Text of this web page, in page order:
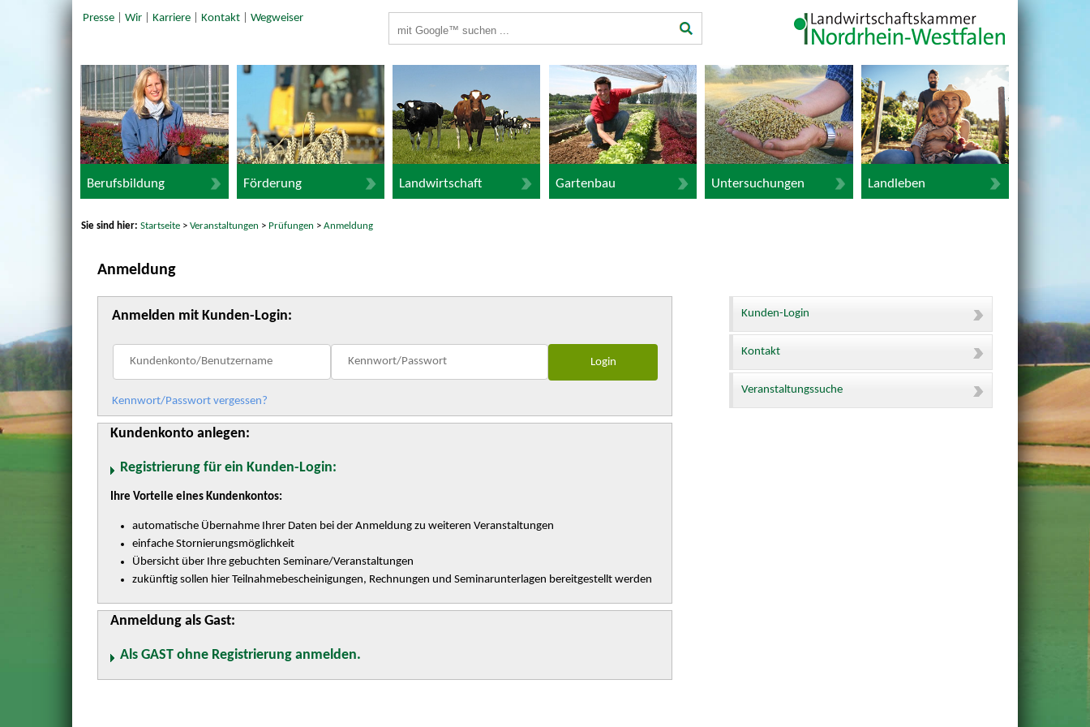
Presse| Wir| Karriere| Kontakt| Wegweiser
Berufsbildung Förderung Landwirtschaft Gartenbau Untersuchungen Landleben
Sie sind hier:Startseite >Veranstaltungen > Prüfungen >Anmeldung
Anmeldung
Anmelden mit Kunden-Login:
Kennwort/Passwort vergessen?
Kundenkonto anlegen:
Registrierung für ein Kunden-Login:
Ihre Vorteile eines Kundenkontos:
automatische Übernahme Ihrer Daten bei der Anmeldung zu weiteren Veranstaltungen
einfache Stornierungsmöglichkeit
Übersicht über Ihre gebuchten Seminare/Veranstaltungen
zukünftig sollen hier Teilnahmebescheinigungen, Rechnungen und Seminarunterlagen bereitgestellt werden
Anmeldung als Gast:
Als GAST ohne Registrierung anmelden.
Kunden-Login
Kontakt
Veranstaltungssuche